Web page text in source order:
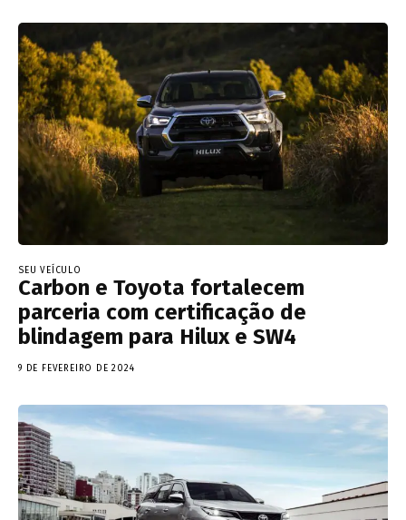
SEU VEÍCULO
Carbon e Toyota fortalecem
parceria com certificação de
blindagem para Hilux e SW4
9 DE FEVEREIRO DE 2024